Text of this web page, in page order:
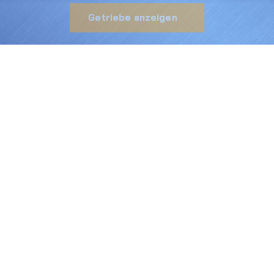
Getriebe anzeigen